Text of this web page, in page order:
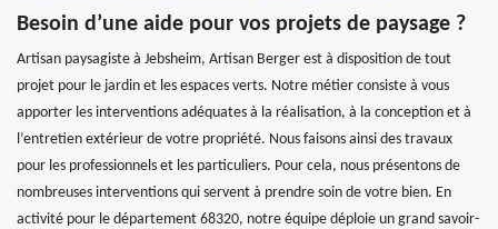
Besoin d’une aide pour vos projets de paysage ?
Artisan paysagiste à Jebsheim, Artisan Berger est à disposition de tout
projet pour le jardin et les espaces verts. Notre métier consiste à vous
apporter les interventions adéquates à la réalisation, à la conception et à
l’entretien extérieur de votre propriété. Nous faisons ainsi des travaux
pour les professionnels et les particuliers. Pour cela, nous présentons de
nombreuses interventions qui servent à prendre soin de votre bien. En
activité pour le département 68320, notre équipe déploie un grand savoir-